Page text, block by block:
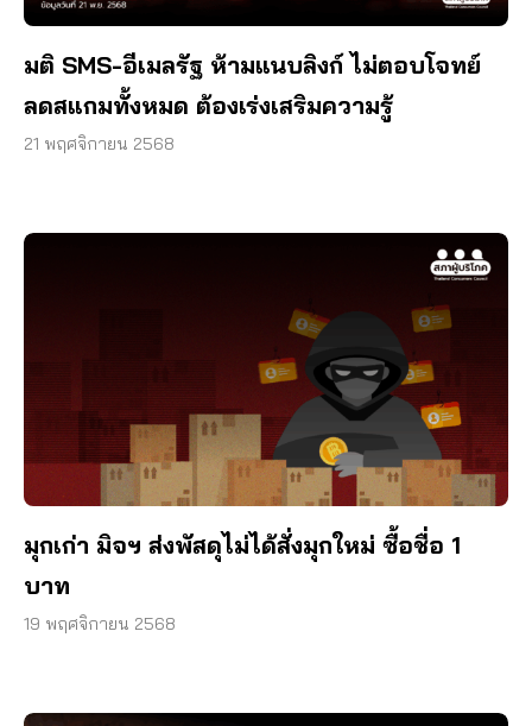
มติ SMS-อีเมลรัฐ ห้ามแนบลิงก์ ไม่ตอบโจทย์
ลดสแกมทั้งหมด ต้องเร่งเสริมความรู้
21 พฤศจิกายน 2568
มุกเก่า มิจฯ ส่งพัสดุไม่ได้สั่งมุกใหม่ ซื้อชื่อ 1
บาท
19 พฤศจิกายน 2568